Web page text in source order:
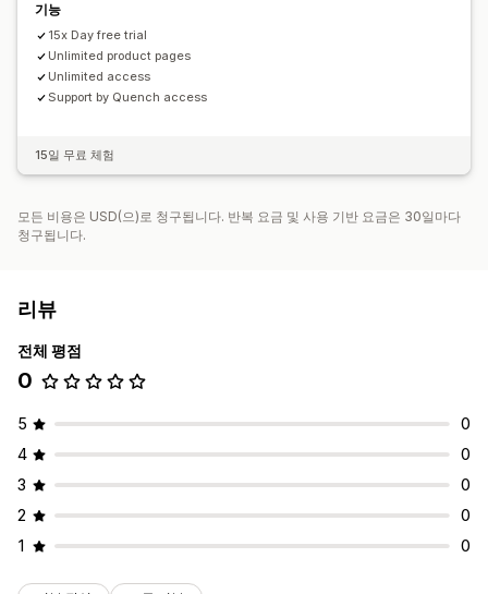
기능
15x Day free trial
Unlimited product pages
Unlimited access
Support by Quench access
15일 무료 체험
모든 비용은 USD(으)로 청구됩니다. 반복 요금 및 사용 기반 요금은 30일마다
청구됩니다.
리뷰
전체 평점
0
5
0
4
0
3
0
2
0
1
0